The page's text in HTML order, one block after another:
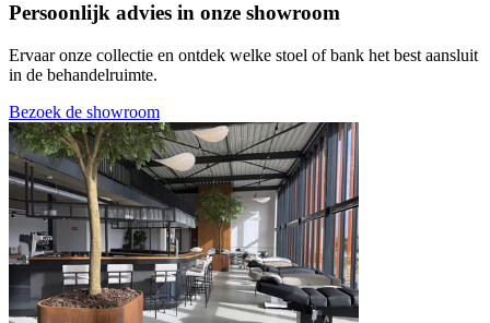
Persoonlijk advies in onze showroom
Ervaar onze collectie en ontdek welke stoel of bank het best aansluit
in de behandelruimte.
Bezoek de showroom